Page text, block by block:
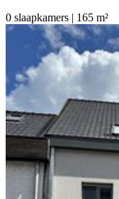
0 slaapkamers | 165 m²